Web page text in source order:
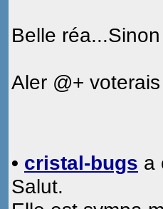
Belle
Aler @+
• cristal-bugs a
Salut.